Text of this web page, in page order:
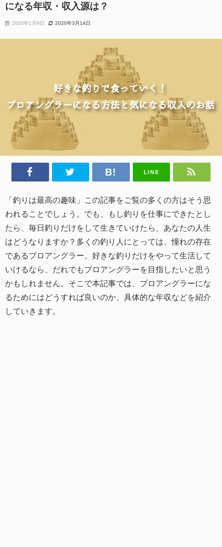
になる年収・収入源は？
2020年1月9日 2020年3月14日
LINE
「釣りは最高の趣味」この記事をご覧の多くの方はそう思
われることでしょう。でも、もし釣りを仕事にできたとし
たら、毎日釣りだけをして生きていけたら、あなたの人生
はどうなりますか？多くの釣り人にとっては、憧れの存在
であるプロアングラー。好きな釣りだけをやって生活して
いけるなら、だれでもプロアングラーを目指したいと思う
かもしれません。そこで本記事では、プロアングラーにな
るためにはどうすれば良いのか、具体的な年収などを紹介
していきます。